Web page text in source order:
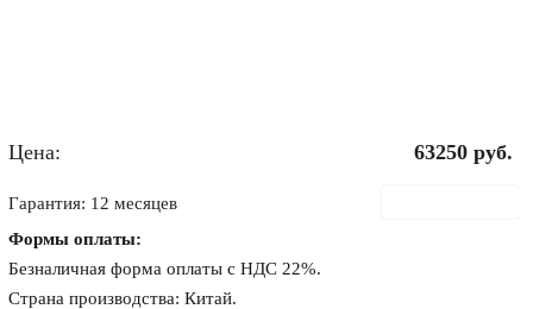
Цена: 63250 руб.
Гарантия: 12 месяцев
Формы оплаты:
Безналичная форма оплаты с НДС 22%.
Страна производства: Китай.